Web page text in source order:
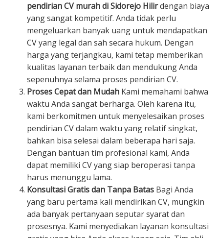
pendirian CV murah di Sidorejo Hilirdengan biaya
yang sangat kompetitif. Anda tidak perlu
mengeluarkan banyak uang untuk mendapatkan
CV yang legal dan sah secara hukum. Dengan
harga yang terjangkau, kami tetap memberikan
kualitas layanan terbaik dan mendukung Anda
sepenuhnya selama proses pendirian CV.
Proses Cepat dan Mudah Kami memahami bahwa
waktu Anda sangat berharga. Oleh karena itu,
kami berkomitmen untuk menyelesaikan proses
pendirian CV dalam waktu yang relatif singkat,
bahkan bisa selesai dalam beberapa hari saja.
Dengan bantuan tim profesional kami, Anda
dapat memiliki CV yang siap beroperasi tanpa
harus menunggu lama.
Konsultasi Gratis dan Tanpa Batas Bagi Anda
yang baru pertama kali mendirikan CV, mungkin
ada banyak pertanyaan seputar syarat dan
prosesnya. Kami menyediakan layanan konsultasi